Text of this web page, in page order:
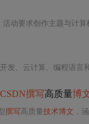
作主题与计算机领域相关，
发、云计算、编程语言
CSDN撰写高质量博
撰写高质量技术博文 ，涵盖